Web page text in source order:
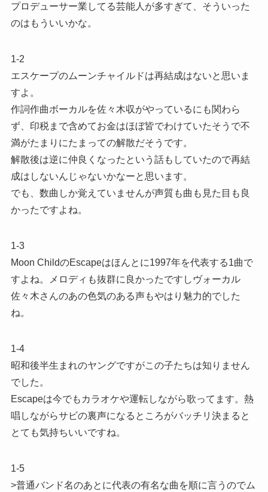
プロデューサー業してる芸能人が多すぎて、そういった
のはもういいかな。
1-2
エスケープのムーンチャイルドは再結成はないと思いま
すよ。
作詞作曲ボーカルを佐々木収がやっているにも関わら
ず、印税まで含めてお金はほぼ皆でわけていたそうで不
満がたまりにたまっての解散だそうです。
解散後は逆に仲良くなったという話もしていたので再結
成はしないんじゃないかなーと思います。
でも、数曲しか覚えていませんが声質も曲も見た目も良
かったですよね。
1-3
Moon ChildのEscapeはほんとに1997年を代表する1曲で
すよね。メロディも抜群に良かったですしヴォーカル
佐々木さんのあの色気のある声もやはり魅力的でした
ね。
1-4
昭和後半生まれのヤングですがこの子たちは知りません
でした。
Escapeは今でもカラオケや運転しながら歌ってます。熱
唱しながらサビの裏声になるところがバッチリ決まると
とても気持ちいいですね。
1-5
>普通バンド名のあとに代表の有名な曲を順に言うのでム